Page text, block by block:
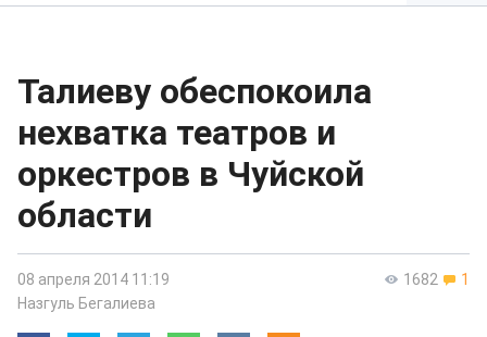
Талиеву обеспокоила
нехватка театров и
оркестров в Чуйской
области
1682 1
08 апреля 2014 11:19
Назгуль Бегалиева